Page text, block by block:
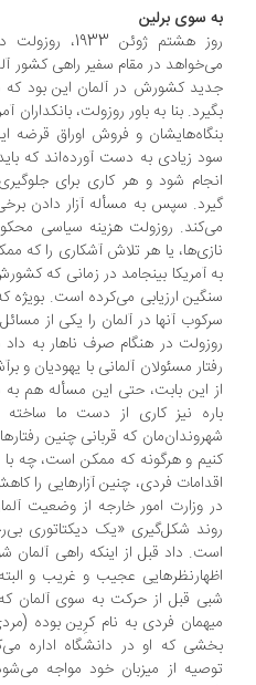
سوی برلین
روز هشتم ژوئن 1933،
در مقام سفیر راهی کشور آلمان
کشورش در آلمان این بود که مسأله
بنا به باور روزولت، بانکداران
و فروش اوراق قرضه این
زیادی به دست آورده‌اند که باید
شود و هر کاری برای جلوگیری از
سپس به مسأله آزار دادن برخی از
روزولت هزینه سیاسی محکومیت
یا هر تلاش آشکاری را که ممکن
آمریکا بینجامد در زمانی که کشورش با
ارزیابی می‌کرده است. بویژه که
آنها در آلمان را یکی از مسائل
در هنگام صرف ناهار به داد
مسئولان آلمانی با یهودیان و
این بابت، حتی این مسأله هم به دولت
نیز کاری از دست ما ساخته
که قربانی چنین رفتارهایی
و هرگونه که ممکن است، چه با
فردی، چنین آزارهایی را کاهش
وزارت امور خارجه از وضعیت آلمان
شکل‌گیری «یک دیکتاتوری بی‌رحم و
داد قبل از اینکه راهی آلمان شود، در
عجیب و غریب و البته
قبل از حرکت به سوی آلمان که همراه
فردی به نام کرِین بوده (مردی
که او در دانشگاه اداره می‌کرده)
از میزبان خود مواجه می‌شود که: